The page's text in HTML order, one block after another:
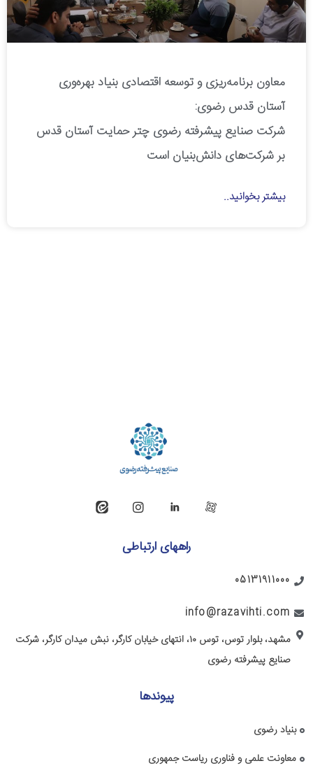
معاون برنامه‌ریزی و توسعه اقتصادی بنیاد بهره‌وری
آستان قدس رضوی:
شرکت صنایع پیشرفته رضوی چتر حمایت آستان قدس
بر شرکت‌های دانش‌بنیان است
بیشتر بخوانید..
راههای ارتباطی
05131911000
info@razavihti.com
مشهد، بلوار توس، توس ۱۰، انتهای خیابان کارگر، نبش میدان کارگر، شرکت
صنایع پیشرفته رضوی
پیوندها
بنیاد رضوی
معاونت علمی و فناوری ریاست جمهوری